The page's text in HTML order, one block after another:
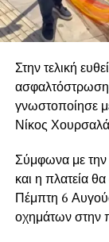
Στην τελική
γνωστοποίησε
Νίκος
Σύμφωνα με την
και η πλατεία
Πέμπτη 6
οχημάτων στην